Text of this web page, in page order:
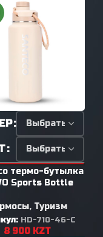
термо-бутылка
Sports Bottle
, Туризм
HD-710-46-C
8 900 KZT